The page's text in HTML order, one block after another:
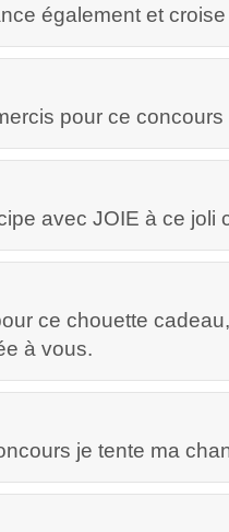
également et
pour ce
avec JOIE à ce joli
ce chouette
à vous.
je tente ma